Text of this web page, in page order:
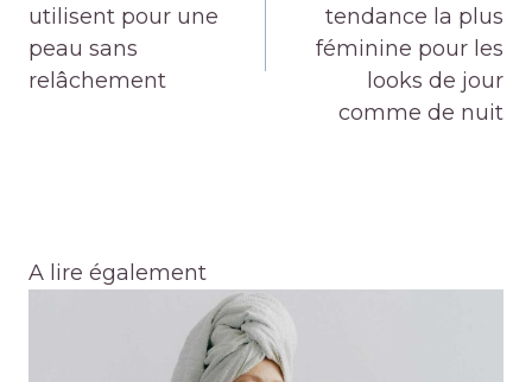
utilisent pour une
peau sans
relâchement
tendance la plus
féminine pour les
looks de jour
comme de nuit
A lire également